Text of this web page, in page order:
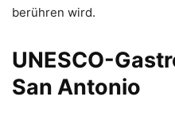
berühren wird.
UNESCO-
San Antonio